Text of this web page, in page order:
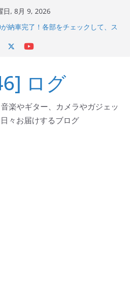
日, 8月 9, 2026
納車完了！各部をチェックして、ス
品でもらえる！
フロントISSサスの動きが判ったら
なった ログ
楽やギター、カメラやガジェッ
々お届けするブログ